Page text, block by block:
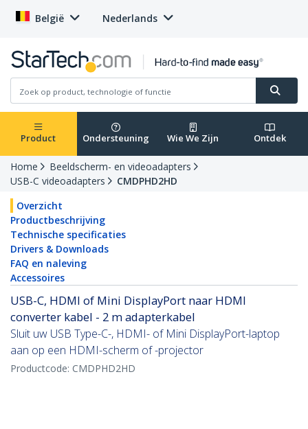
België Nederlands
Product Ondersteuning Wie We Zijn Ontdek
Home
Beeldscherm- en videoadapters
USB-C videoadapters
CMDPHD2HD
Overzicht
Productbeschrijving
Technische specificaties
Drivers & Downloads
FAQ en naleving
Accessoires
USB-C, HDMI of Mini DisplayPort naar HDMI
converter kabel - 2 m adapterkabel
Sluit uw USB Type-C-, HDMI- of Mini DisplayPort-laptop
aan op een HDMI-scherm of -projector
Productcode: CMDPHD2HD